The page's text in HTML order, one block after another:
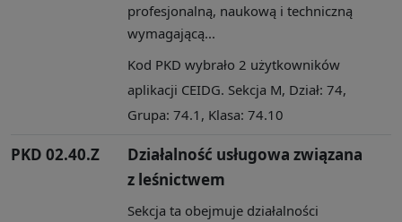
profesjonalną, naukową i techniczną
wymagającą...
Kod PKD wybrało 2 użytkowników
aplikacji CEIDG. Sekcja M, Dział: 74,
Grupa: 74.1, Klasa: 74.10
PKD 02.40.Z
Działalność usługowa związana
z leśnictwem
Sekcja ta obejmuje działalności